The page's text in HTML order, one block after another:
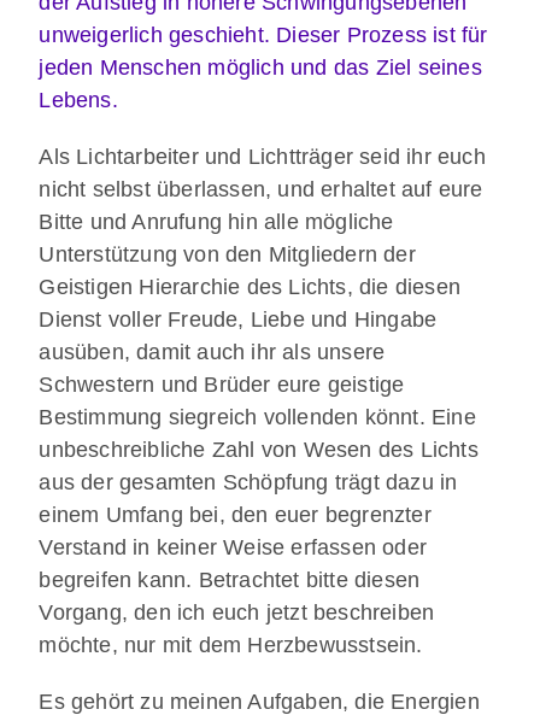
unweigerlich geschieht. Dieser Prozess ist für
jeden Menschen möglich und das Ziel seines
Lebens.
Als Lichtarbeiter und Lichtträger seid ihr euch
nicht selbst überlassen, und erhaltet auf eure
Bitte und Anrufung hin alle mögliche
Unterstützung von den Mitgliedern der
Geistigen Hierarchie des Lichts, die diesen
Dienst voller Freude, Liebe und Hingabe
ausüben, damit auch ihr als unsere
Schwestern und Brüder eure geistige
Bestimmung siegreich vollenden könnt. Eine
unbeschreibliche Zahl von Wesen des Lichts
aus der gesamten Schöpfung trägt dazu in
einem Umfang bei, den euer begrenzter
Verstand in keiner Weise erfassen oder
begreifen kann. Betrachtet bitte diesen
Vorgang, den ich euch jetzt beschreiben
möchte, nur mit dem Herzbewusstsein.
Es gehört zu meinen Aufgaben, die Energien